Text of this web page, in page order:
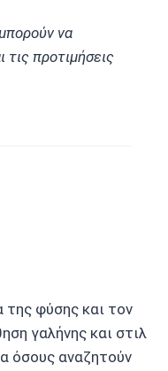
να
προτιμήσεις
της φύσης και τον
γαλήνης και στιλ
όσους αναζητούν